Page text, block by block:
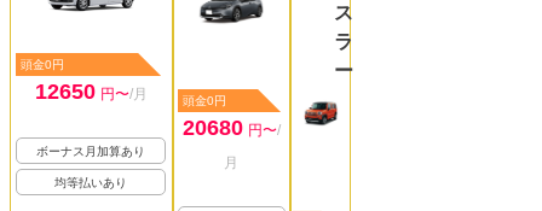
頭金0円
12650 円〜/月
ボーナス月加算あり
均等払いあり
頭金0円
20680 円〜/
月
ス
ラ
ー